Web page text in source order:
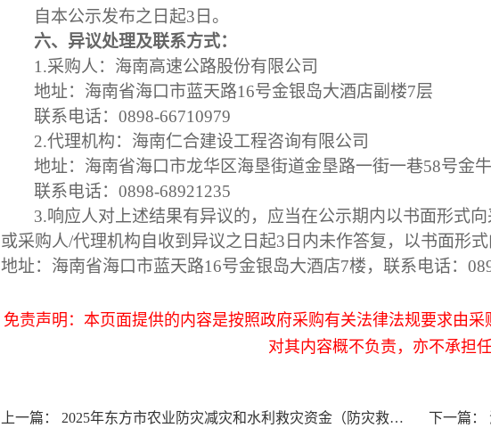
自本公示发布之日起3日。
六、异议处理及联系方式：
1.采购人：海南高速公路股份有限公司
地址：海南省海口市蓝天路16号金银岛大酒店副楼7层
联系电话： 0898-66710979
2.代理机构：海南仁合建设工程咨询有限公司
地址：海南省海口市龙华区海垦街道金垦路一街一巷58号金
联系电话： 0898-68921235
3.响应人对上述结果有异议的，应当在公示期内以书面形式
或采购人/代理机构自收到异议之日起3日内未作答复，以书面形
地址：海南省海口市蓝天路16号金银岛大酒店7楼
免责声明：本页面提供的内容是按照政府采购有关法律法规要求由
对其内容概不负责，亦不承担
上一篇： 2025年东方市农业防灾减灾和水利救灾资金（防灾救灾第三批）项目-成交公告 下一篇：